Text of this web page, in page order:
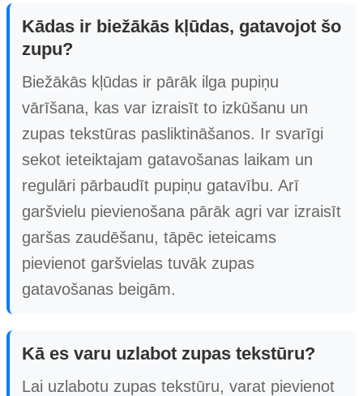
Kādas ir biežākās kļūdas, gatavojot šo
zupu?
Biežākās kļūdas ir pārāk ilga pupiņu
vārīšana, kas var izraisīt to izkūšanu un
zupas tekstūras pasliktināšanos. Ir svarīgi
sekot ieteiktajam gatavošanas laikam un
regulāri pārbaudīt pupiņu gatavību. Arī
garšvielu pievienošana pārāk agri var izraisīt
garšas zaudēšanu, tāpēc ieteicams
pievienot garšvielas tuvāk zupas
gatavošanas beigām.
Kā es varu uzlabot zupas tekstūru?
Lai uzlabotu zupas tekstūru, varat pievienot